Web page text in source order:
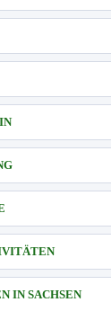
IN SACHSEN